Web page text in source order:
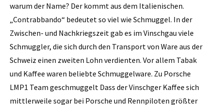
warum der Name? Der kommt aus dem Italienischen.
„Contrabbando“ bedeutet so viel wie Schmuggel. In der
Zwischen- und Nachkriegszeit gab es im Vinschgau viele
Schmuggler, die sich durch den Transport von Ware aus der
Schweiz einen zweiten Lohn verdienten. Vor allem Tabak
und Kaffee waren beliebte Schmuggelware. Zu Porsche
LMP1 Team geschmuggelt Dass der Vinschger Kaffee sich
mittlerweile sogar bei Porsche und Rennpiloten größter